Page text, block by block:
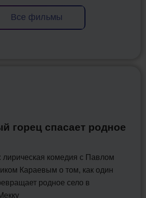
Все фильмы
горец спасает родное
комедия с Павлом
Караевым о том, как один
родное село в